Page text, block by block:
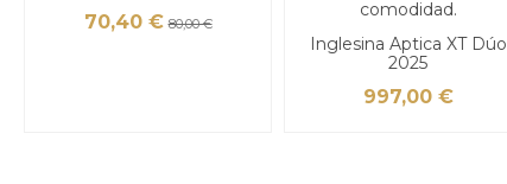
70,40 € 80,00 €
Inglesina Aptica XT Dúo
2025
997,00 €